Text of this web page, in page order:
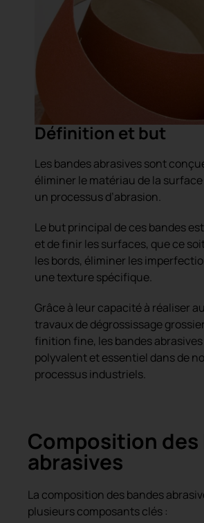
Définition et but
Les bandes abrasives sont
éliminer le matériau de la
un processus d’abrasion.
Le but principal de ces bandes
et de finir les surfaces, que ce
les bords, éliminer les
une texture spécifique.
Grâce à leur capacité à réaliser
travaux de dégrossissage
finition fine, les bandes
polyvalent et essentiel dans de
processus industriels.
Composition des
abrasives
La composition des bandes
plusieurs composants clés :